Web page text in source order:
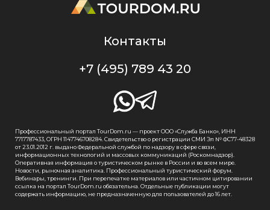
Контакты
+7 (495) 789 43 20
Профессиональный портал TourDom.ru — проект ООО «Служба Банко», ИНН
7717787433, ОГРН 1147746708284. Свидетельство о регистрации СМИ Эл № ФС77-48328
от 23.01.2012 г. выдано Федеральной службой по надзору в сфере связи,
информационных технологий и массовых коммуникаций (Роскомнадзор).
Оперативная информация о туристическом рынке в России и во всем мире.
Новости, рыночная аналитика. Профессиональный туристический форум.
Вебинары, тренинги. При перепечатке материалов или частичном цитировании
ссылка на портал TourDom.ru обязательна. Отдельные публикации могут
содержать информацию, не предназначенную для пользователей до 16 лет.